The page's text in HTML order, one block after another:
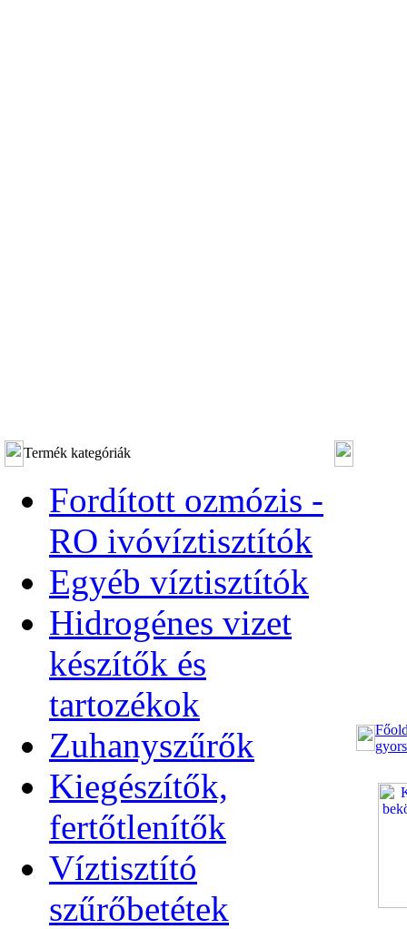
Termék kategóriák
Fordított ozmózis -
RO ivóvíztisztítók
Egyéb víztisztítók
Hidrogénes vizet
készítők és
tartozékok
Zuhanyszűrők
Kiegészítők,
fertőtlenítők
Víztisztító
szűrőbetétek